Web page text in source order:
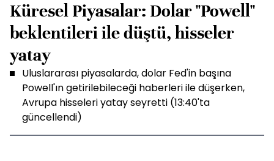
Küresel Piyasalar: Dolar "Powell"
beklentileri ile düştü, hisseler
yatay
Uluslararası piyasalarda, dolar Fed'in başına
Powell'ın getirilebileceği haberleri ile düşerken,
Avrupa hisseleri yatay seyretti (13:40'ta
güncellendi)